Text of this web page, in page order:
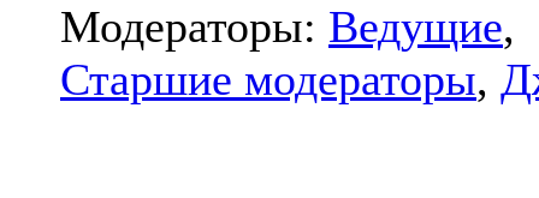
Модераторы: Ведущие,
Старшие модераторы,